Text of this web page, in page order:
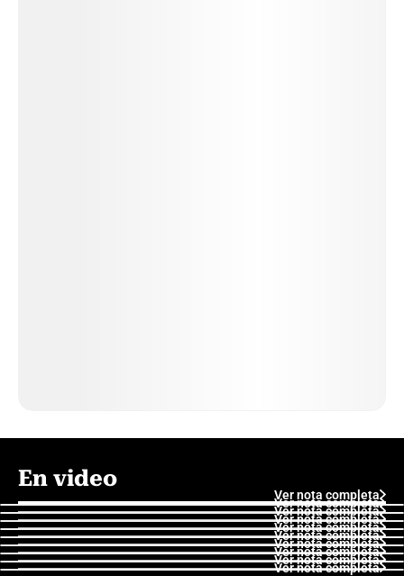
En video
Ver nota completa
Ver nota completa
Ver nota completa
Ver nota completa
Ver nota completa
Ver nota completa
Ver nota completa
Ver nota completa
Ver nota completa
Ver nota completa